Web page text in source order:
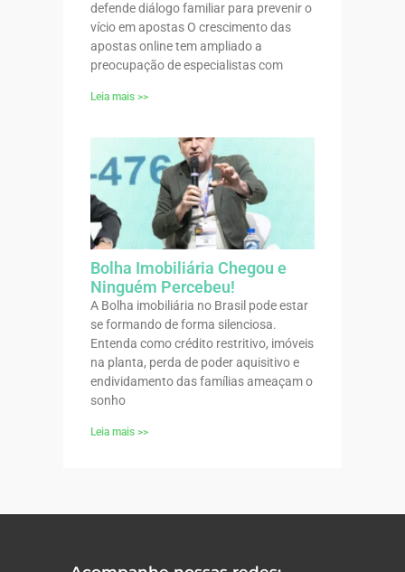
defende diálogo familiar para prevenir o
vício em apostas O crescimento das
apostas online tem ampliado a
preocupação de especialistas com
Leia mais >>
Bolha Imobiliária Chegou e
Ninguém Percebeu!
A Bolha imobiliária no Brasil pode estar
se formando de forma silenciosa.
Entenda como crédito restritivo, imóveis
na planta, perda de poder aquisitivo e
endividamento das famílias ameaçam o
sonho
Leia mais >>